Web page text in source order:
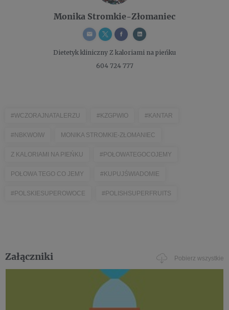
Monika Stromkie-Złomaniec
Dietetyk kliniczny Z kaloriami na pieńku
604 724 777
#WCZORAJNATALERZU #KZGPWIO #KANTAR
#NBKWOIW MONIKA STROMKIE-ZŁOMANIEC
Z KALORIAMI NA PIEŃKU #POŁOWATEGOCOJEMY
POŁOWA TEGO CO JEMY #KUPUJŚWIADOMIE
#POLSKIESUPEROWOCE #POLISHSUPERFRUITS
Załączniki Pobierz wszystkie